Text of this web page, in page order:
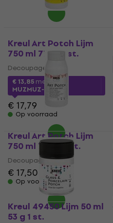
Kreul Art Potch Lijm
750 ml 771 g 1 st.
Decoupage
€ 13,85met code
MUZMUZ-20
€ 17,79
Op voorraad
Kreul Art Potch Lijm
750 ml 797 g 1 st.
Decoupage
€ 17,50 € 17,80
Op voorraad
Kreul 49450 Lijm 50 ml
53 g 1 st.